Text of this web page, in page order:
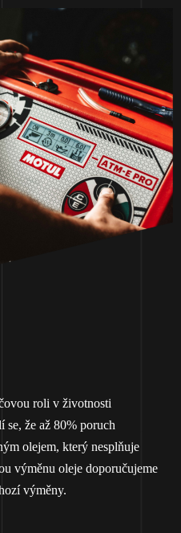
roli v životnosti
že až 80% poruch
olejem, který nesplňuje
výměnu oleje doporučujeme
výměny.